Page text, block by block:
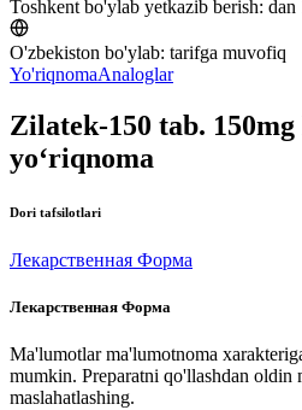
Toshkent bo'ylab yetkazib berish: dan
O'zbekiston bo'ylab: tarifga muvofiq
Yo'riqnomaAnaloglar
Zilatek-150 tab.
yo‘riqnoma
Dori tafsilotlari
Лекарственная Форма
Лекарственная Форма
Ma'lumotlar ma'lumotnoma
mumkin. Preparatni qo'llashdan oldin
maslahatlashing.